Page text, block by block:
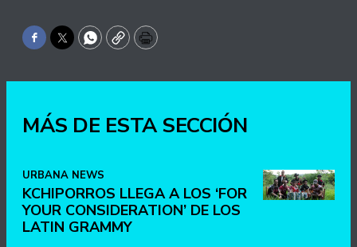
Facebook
TwitterWhatsApp
CopyPrint
MÁS DE ESTA SECCIÓN
URBANA NEWS
KCHIPORROS LLEGA A LOS ‘FOR
YOUR CONSIDERATION’ DE LOS
LATIN GRAMMY